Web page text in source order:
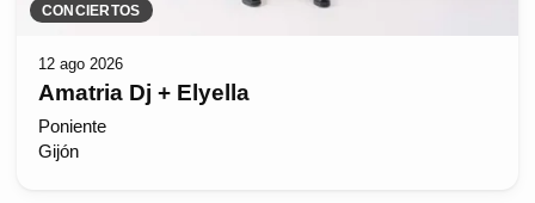
CONCIERTOS
12 ago 2026
Amatria Dj + Elyella
Poniente
Gijón